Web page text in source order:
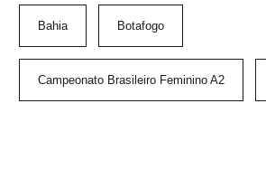
Bahia Botafogo
Campeonato Brasileiro Feminino A2